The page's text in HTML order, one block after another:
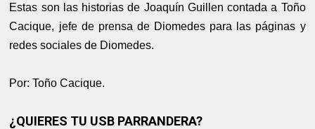
Estas son las historias de Joaquín Guillen contada a Toño
Cacique, jefe de prensa de Diomedes para las páginas y
redes sociales de Diomedes.
Por: Toño Cacique.
¿QUIERES TU USB PARRANDERA?